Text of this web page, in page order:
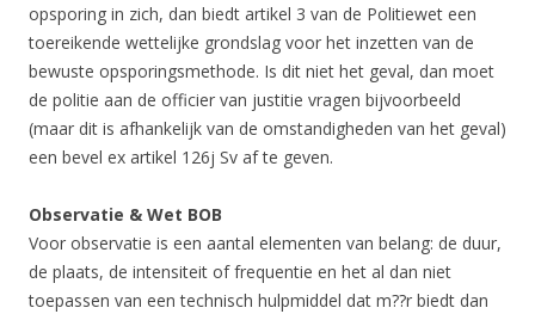
opsporing in zich, dan biedt artikel 3 van de Politiewet een
toereikende wettelijke grondslag voor het inzetten van de
bewuste opsporingsmethode. Is dit niet het geval, dan moet
de politie aan de officier van justitie vragen bijvoorbeeld
(maar dit is afhankelijk van de omstandigheden van het geval)
een bevel ex artikel 126j Sv af te geven.
Observatie & Wet BOB
Voor observatie is een aantal elementen van belang: de duur,
de plaats, de intensiteit of frequentie en het al dan niet
toepassen van een technisch hulpmiddel dat m??r biedt dan